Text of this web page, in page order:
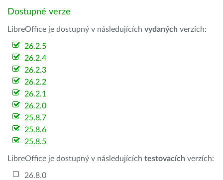
Dostupné verze
LibreOffice je dostupný v následujících vydaných verzích:
26.2.5
26.2.4
26.2.3
26.2.2
26.2.1
26.2.0
25.8.7
25.8.6
25.8.5
LibreOffice je dostupný v následujících testovacích verzích:
26.8.0